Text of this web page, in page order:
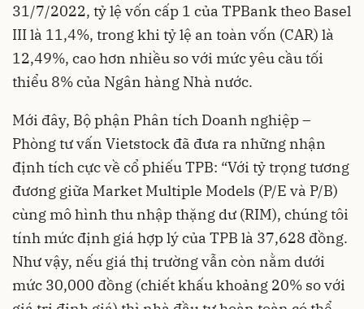
31/7/2022, tỷ lệ vốn cấp 1 của TPBank theo Basel
III là 11,4%, trong khi tỷ lệ an toàn vốn (CAR) là
12,49%, cao hơn nhiều so với mức yêu cầu tối
thiểu 8% của Ngân hàng Nhà nước.
Mới đây, Bộ phận Phân tích Doanh nghiệp –
Phòng tư vấn Vietstock đã đưa ra những nhận
định tích cực về cổ phiếu TPB: “Với tỷ trọng tương
đương giữa Market Multiple Models (P/E và P/B)
cùng mô hình thu nhập thặng dư (RIM), chúng tôi
tính mức định giá hợp lý của TPB là 37,628 đồng.
Như vậy, nếu giá thị trường vẫn còn nằm dưới
mức 30,000 đồng (chiết khấu khoảng 20% so với